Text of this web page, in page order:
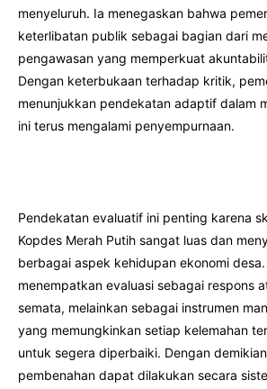
menyeluruh. Ia menegaskan bahwa
keterlibatan publik sebagai bagian dari
pengawasan yang memperkuat
Dengan keterbukaan terhadap kritik,
menunjukkan pendekatan adaptif dalam
ini terus mengalami penyempurnaan.
Pendekatan evaluatif ini penting karena
Kopdes Merah Putih sangat luas dan
berbagai aspek kehidupan ekonomi
menempatkan evaluasi sebagai respons
semata, melainkan sebagai instrumen
yang memungkinkan setiap kelemahan
untuk segera diperbaiki. Dengan
pembenahan dapat dilakukan secara